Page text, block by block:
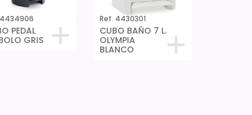
PEDAL
GRIS
Ref. 4430301
CUBO BAÑO 7 L.
OLYMPIA
BLANCO